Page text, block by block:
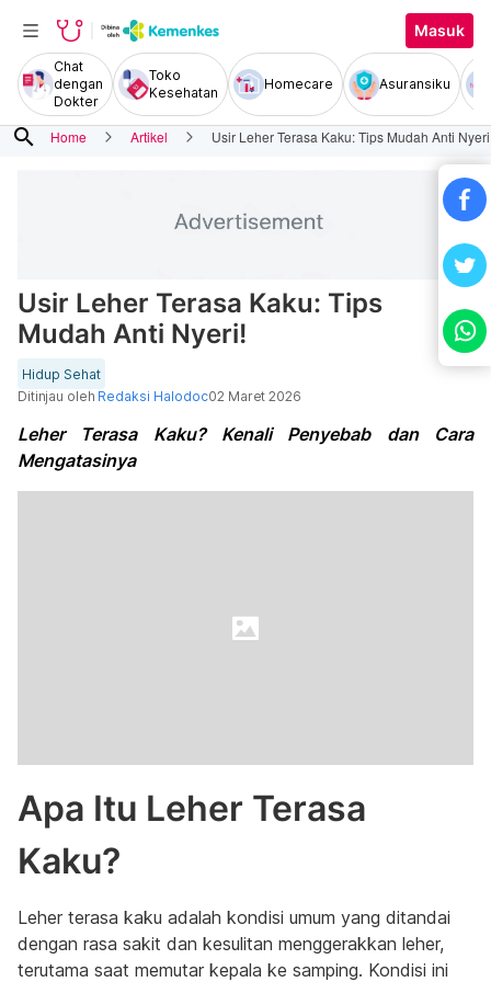
Masuk
Chat
dengan
Dokter
Toko
Kesehatan
Homecare Asuransiku
search Home Artikel Usir Leher Terasa Kaku: Tips Mudah Anti
Usir Leher Terasa Kaku: Tips
Mudah Anti Nyeri!
Hidup Sehat
Ditinjau oleh Redaksi Halodoc02 Maret 2026
Leher Terasa Kaku? Kenali Penyebab dan Cara
Mengatasinya
Apa Itu Leher Terasa
Kaku?
Leher terasa kaku adalah kondisi umum yang ditandai
dengan rasa sakit dan kesulitan menggerakkan leher,
terutama saat memutar kepala ke samping. Kondisi ini